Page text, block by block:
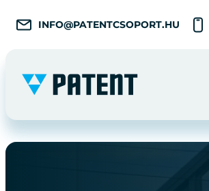
INFO@PATENTCSOPORT.HU